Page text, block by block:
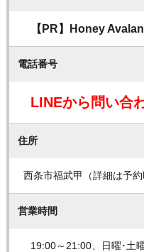
【PR】Honey
電話番号
LINEから問い合
住所
西条市福武甲（詳細は予約
営業時間
19:00～21:00、日曜･土